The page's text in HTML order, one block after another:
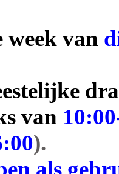
week van
van
).